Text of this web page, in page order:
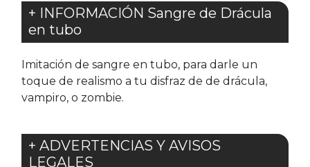
+ INFORMACIÓN Sangre de Drácula
en tubo
Imitación de sangre en tubo, para darle un
toque de realismo a tu disfraz de de drácula,
vampiro, o zombie.
+ ADVERTENCIAS Y AVISOS
LEGALES